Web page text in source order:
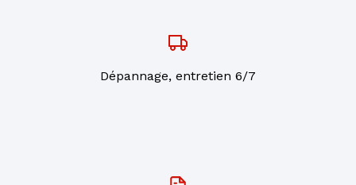
Dépannage, entretien 6/7